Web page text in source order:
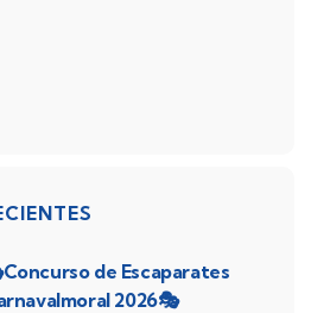
de Escaparates
2026🎭